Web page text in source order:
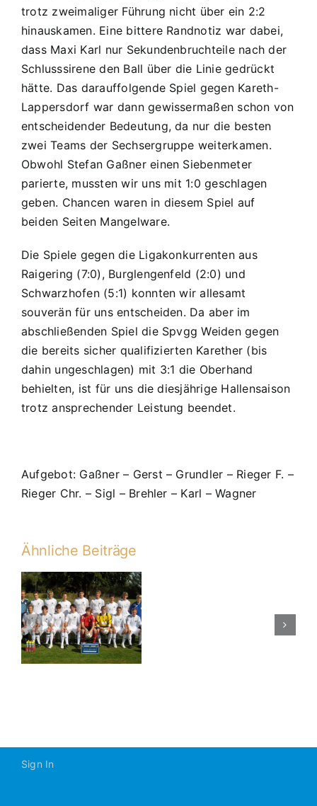
trotz zweimaliger Führung nicht über ein 2:2
hinauskamen. Eine bittere Randnotiz war dabei,
dass Maxi Karl nur Sekundenbruchteile nach der
Schlusssirene den Ball über die Linie gedrückt
hätte. Das darauffolgende Spiel gegen Kareth-
Lappersdorf war dann gewissermaßen schon von
entscheidender Bedeutung, da nur die besten
zwei Teams der Sechsergruppe weiterkamen.
Obwohl Stefan Gaßner einen Siebenmeter
parierte, mussten wir uns mit 1:0 geschlagen
geben. Chancen waren in diesem Spiel auf
beiden Seiten Mangelware.
Die Spiele gegen die Ligakonkurrenten aus
Raigering (7:0), Burglengenfeld (2:0) und
Schwarzhofen (5:1) konnten wir allesamt
souverän für uns entscheiden. Da aber im
abschließenden Spiel die Spvgg Weiden gegen
die bereits sicher qualifizierten Karether (bis
dahin ungeschlagen) mit 3:1 die Oberhand
behielten, ist für uns die diesjährige Hallensaison
trotz ansprechender Leistung beendet.
Aufgebot: Gaßner – Gerst – Grundler – Rieger F. –
Rieger Chr. – Sigl – Brehler – Karl – Wagner
Ähnliche Beiträge
Sign In